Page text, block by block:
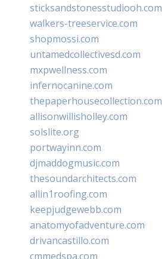
sticksandstonesstudiooh.com
walkers-treeservice.com
shopmossi.com
untamedcollectivesd.com
mxpwellness.com
infernocanine.com
thepaperhousecollection.com
allisonwillisholley.com
solslite.org
portwayinn.com
djmaddogmusic.com
thesoundarchitects.com
allin1roofing.com
keepjudgewebb.com
anatomyofadventure.com
drivancastillo.com
cmmedspa.com